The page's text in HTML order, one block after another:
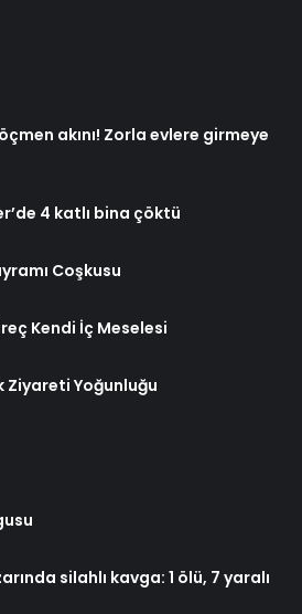
akını! Zorla evlere girmeye
4 katlı bina çöktü
Coşkusu
Kendi İç Meselesi
Ziyareti Yoğunluğu
silahlı kavga: 1 ölü, 7 yaralı